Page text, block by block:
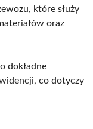
które służy
oraz
dokładne
co dotyczy